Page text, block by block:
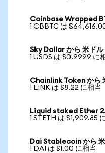
Coinbase Wrapped
1 CBBTC は
Sky Dollar から 米ドル
1 USDS は $0.9999 に
Chainlink Token から
1 LINK は $8.22 に相当
Liquid staked Ether
1 STETH は $1,909.85
Dai Stablecoin から
1 DAI は $1.00 に相当